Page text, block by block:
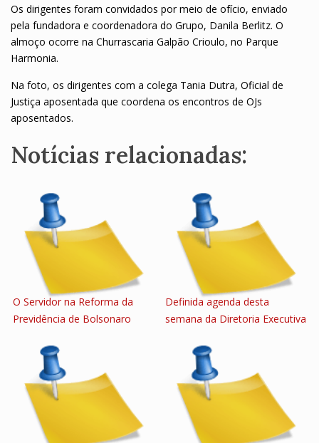
Os dirigentes foram convidados por meio de ofício, enviado
pela fundadora e coordenadora do Grupo, Danila Berlitz. O
almoço ocorre na Churrascaria Galpão Crioulo, no Parque
Harmonia.
Na foto, os dirigentes com a colega Tania Dutra, Oficial de
Justiça aposentada que coordena os encontros de OJs
aposentados.
Notícias relacionadas:
O Servidor na Reforma da
Previdência de Bolsonaro
Definida agenda desta
semana da Diretoria Executiva